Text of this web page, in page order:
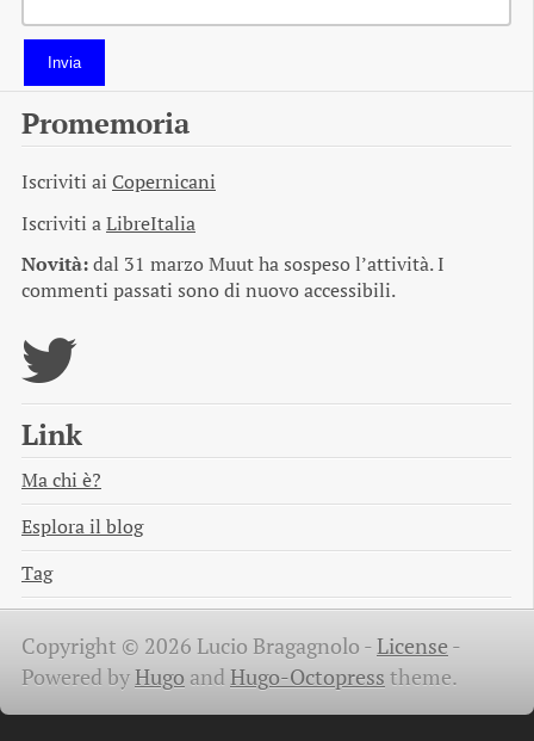
Invia
Promemoria
Iscriviti ai Copernicani
Iscriviti aLibreItalia
Novità:dal 31 marzo Muut ha sospeso l’attività. I
commenti passati sono di nuovo accessibili.
Link
Ma chi è?
Esplora il blog
Tag
Copyright © 2026 Lucio Bragagnolo -License -
Powered byHugo and Hugo-Octopress theme.